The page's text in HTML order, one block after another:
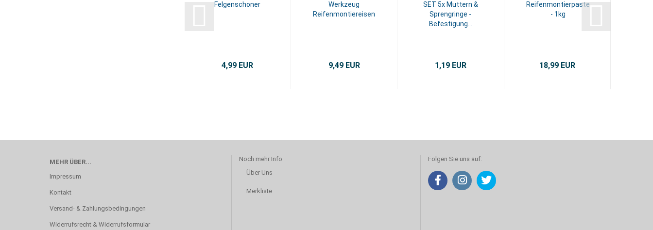
Felgenschoner
4,99 EUR
Werkzeug
Reifenmontiereisen
9,49 EUR
SET 5x Muttern &
Sprengringe -
Befestigung...
1,19 EUR
Reifenmontierpaste
- 1kg
18,99 EUR
MEHR ÜBER...
Impressum
Kontakt
Versand- & Zahlungsbedingungen
Widerrufsrecht & Widerrufsformular
Noch mehr Info
Über Uns
Merkliste
Folgen Sie uns auf: